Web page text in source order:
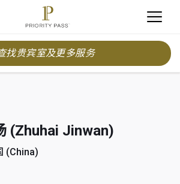
找贵宾室及更多服务
(Zhuhai Jinwan)
(China)